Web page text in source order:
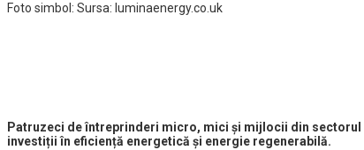
Foto simbol: Sursa: luminaenergy.co.uk
Patruzeci de întreprinderi micro, mici și mijlocii din
investiții în eficiență energetică și energie regenerabilă.